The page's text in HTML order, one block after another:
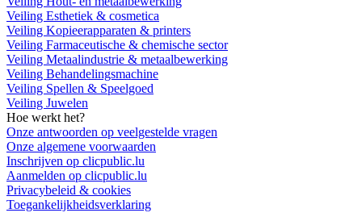
Veiling Esthetiek & cosmetica
Veiling Kopieerapparaten & printers
Veiling Farmaceutische & chemische sector
Veiling Metaalindustrie & metaalbewerking
Veiling Behandelingsmachine
Veiling Spellen & Speelgoed
Veiling Juwelen
Hoe werkt het?
Onze antwoorden op veelgestelde vragen
Onze algemene voorwaarden
Inschrijven op clicpublic.lu
Aanmelden op clicpublic.lu
Privacybeleid & cookies
Toegankelijkheidsverklaring